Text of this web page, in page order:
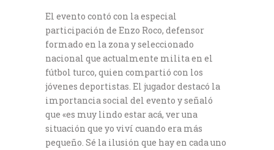
El evento contó con la especial
participación de Enzo Roco, defensor
formado en la zona y seleccionado
nacional que actualmente milita en el
fútbol turco, quien compartió con los
jóvenes deportistas. El jugador destacó la
importancia social del evento y señaló
que «es muy lindo estar acá, ver una
situación que yo viví cuando era más
pequeño. Sé la ilusión que hay en cada uno